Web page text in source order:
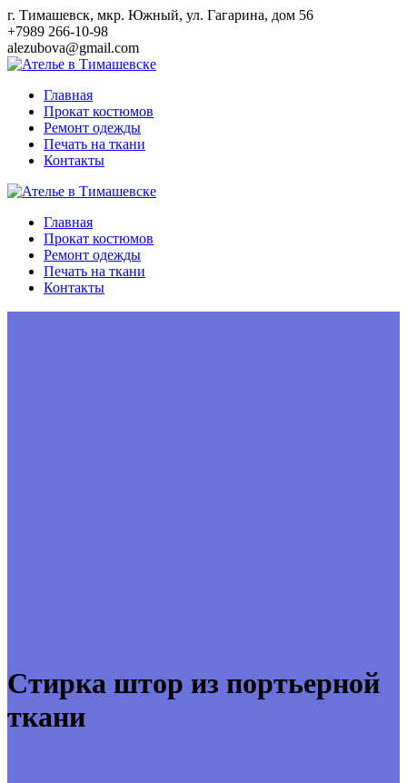
Перейти
к
контенту
г. Тимашевск, мкр. Южный, ул. Гагарина, дом 56
+7989 266-10-98
alezubova@gmail.com
Главная
Прокат костюмов
Ремонт одежды
Печать на ткани
Контакты
Главная
Прокат костюмов
Ремонт одежды
Печать на ткани
Контакты
Стирка штор из портьерной
ткани